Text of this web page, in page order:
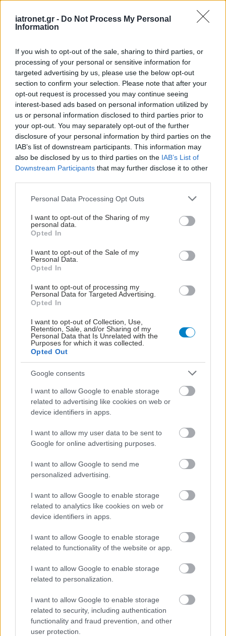
iatronet.gr - Do Not Process My Personal
Information
If you wish to opt-out of the sale, sharing to third parties, or
processing of your personal or sensitive information for
targeted advertising by us, please use the below opt-out
section to confirm your selection. Please note that after your
opt-out request is processed you may continue seeing
interest-based ads based on personal information utilized by
us or personal information disclosed to third parties prior to
your opt-out. You may separately opt-out of the further
disclosure of your personal information by third parties on the
IAB’s list of downstream participants. This information may
also be disclosed by us to third parties on the IAB’s List of
Downstream Participants that may further disclose it to other
Please note that this website/app uses one or more Google
not limited to your visit or usage behaviour. You may click to
grant or deny consent to Google and its third-party tags to
use your data for below specified purposes in below Google
consent section.
Personal Data Processing Opt Outs
I want to opt-out of the Sharing of my
personal data.
Opted In
I want to opt-out of the Sale of my
Personal Data.
Opted In
I want to opt-out of processing my
Personal Data for Targeted Advertising.
Opted In
I want to opt-out of Collection, Use,
Retention, Sale, and/or Sharing of my
Personal Data that Is Unrelated with the
Purposes for which it was collected.
Opted Out
Google consents
I want to allow Google to enable storage
related to advertising like cookies on web or
device identifiers in apps.
I want to allow my user data to be sent to
Google for online advertising purposes.
I want to allow Google to send me
personalized advertising.
I want to allow Google to enable storage
related to analytics like cookies on web or
device identifiers in apps.
I want to allow Google to enable storage
related to functionality of the website or app.
I want to allow Google to enable storage
related to personalization.
I want to allow Google to enable storage
related to security, including authentication
functionality and fraud prevention, and other
user protection.